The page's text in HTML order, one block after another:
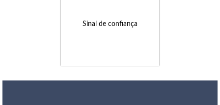
Sinal de confiança